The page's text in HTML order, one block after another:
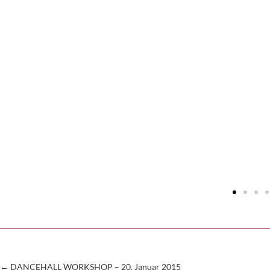
← DANCEHALL WORKSHOP – 20. Januar 2015